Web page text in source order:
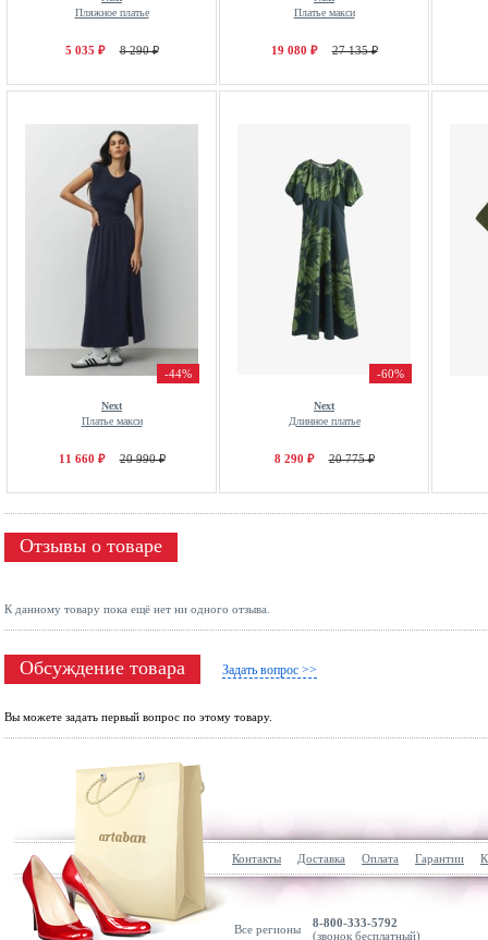
Пляжное платье
5 035 ₽ 8 290 ₽
Платье макси
19 080 ₽ 27 135 ₽
-44%
Next
Платье макси
11 660 ₽ 20 990 ₽
-60%
Next
Длинное платье
8 290 ₽ 20 775 ₽
Отзывы о товаре
К данному товару пока ещё нет ни одного отзыва.
Обсуждение товара Задать вопрос >>
Вы можете задать первый вопрос по этому товару.
Контакты Доставка Оплата Гарантии
Все регионы
8-800-333-5792
(звонок бесплатный)